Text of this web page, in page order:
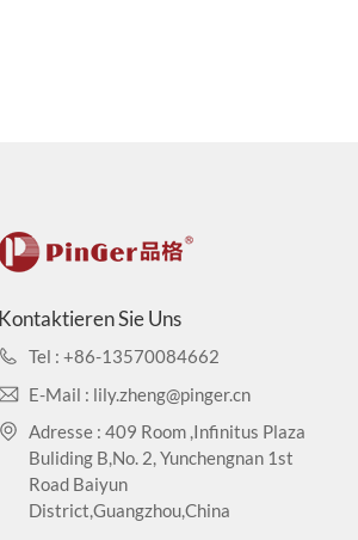
Kontaktieren Sie Uns
Tel : +86-13570084662
E-Mail : lily.zheng@pinger.cn
Adresse : 409 Room ,Infinitus Plaza
Buliding B,No. 2, Yunchengnan 1st
Road Baiyun
District,Guangzhou,China